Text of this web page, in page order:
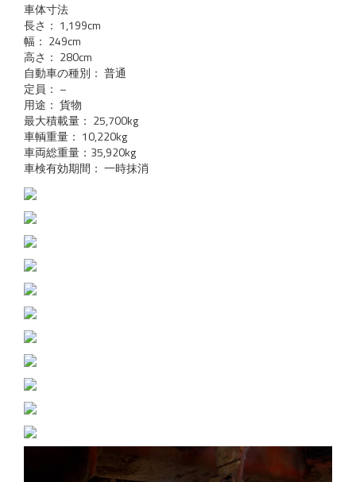
車体寸法
長さ： 1,199cm
幅： 249cm
高さ： 280cm
自動車の種別： 普通
定員： –
用途： 貨物
最大積載量： 25,700kg
車輌重量： 10,220kg
車両総重量：35,920kg
車検有効期間： 一時抹消